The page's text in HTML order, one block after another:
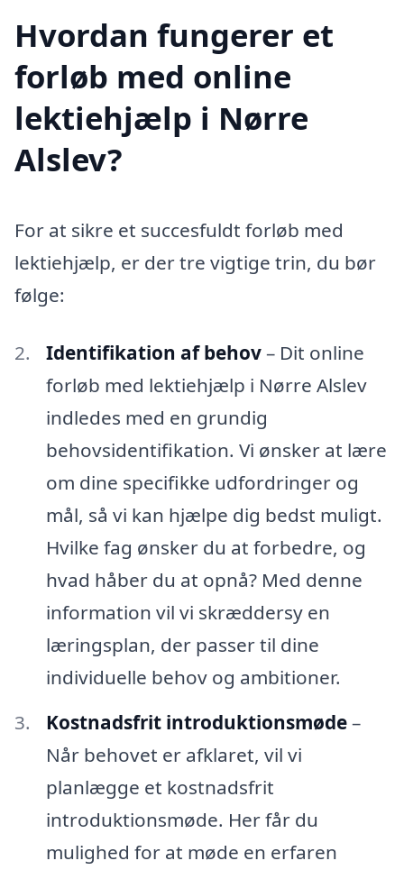
Hvordan fungerer et
forløb med online
lektiehjælp i Nørre
Alslev?
For at sikre et succesfuldt forløb med
lektiehjælp, er der tre vigtige trin, du bør
følge:
Identifikation af behov– Dit online
forløb med lektiehjælp i Nørre Alslev
indledes med en grundig
behovsidentifikation. Vi ønsker at lære
om dine specifikke udfordringer og
mål, så vi kan hjælpe dig bedst muligt.
Hvilke fag ønsker du at forbedre, og
hvad håber du at opnå? Med denne
information vil vi skræddersy en
læringsplan, der passer til dine
individuelle behov og ambitioner.
Kostnadsfrit introduktionsmøde–
Når behovet er afklaret, vil vi
planlægge et kostnadsfrit
introduktionsmøde. Her får du
mulighed for at møde en erfaren